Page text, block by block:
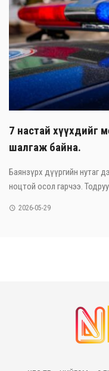
7 настай хүүхдийг
шалгаж байна.
Баянзүрх дүүргийн нутаг
ноцтой осол гарчээ.
2026-05-29